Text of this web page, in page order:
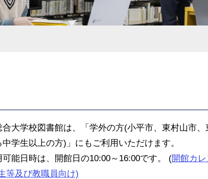
大学校図書館は、「学外の方(小平市、東村山市
学生以上の方)」にもご利用いただけます。
能日時は、開館日の10:00～16:00です。 (開館カ
等及び教職員向け)